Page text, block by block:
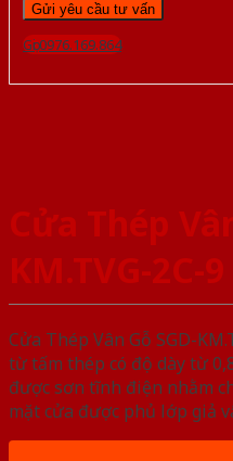
Gọi 0976.169.864
Cửa Thép
KM.TVG-2C-9
Cửa Thép Vân Gỗ SGD-
từ tấm thép có độ dày từ
được sơn tĩnh điện nhằm
mặt cửa được phủ lớp giả